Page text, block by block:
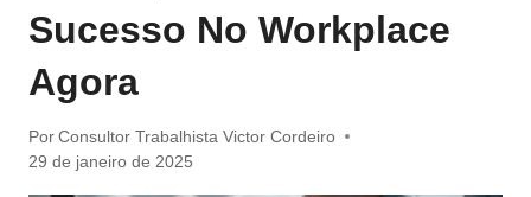
Sucesso No Workplace
Agora
Por Consultor Trabalhista Victor Cordeiro
29 de janeiro de 2025